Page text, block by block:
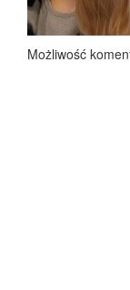
Możliwość